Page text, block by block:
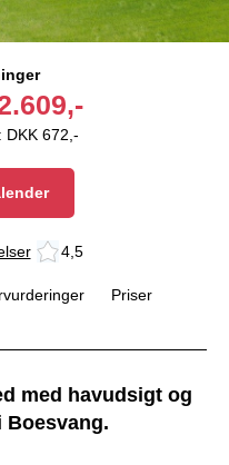
DKK 672,-
4,5
Priser
med havudsigt og
Boesvang.